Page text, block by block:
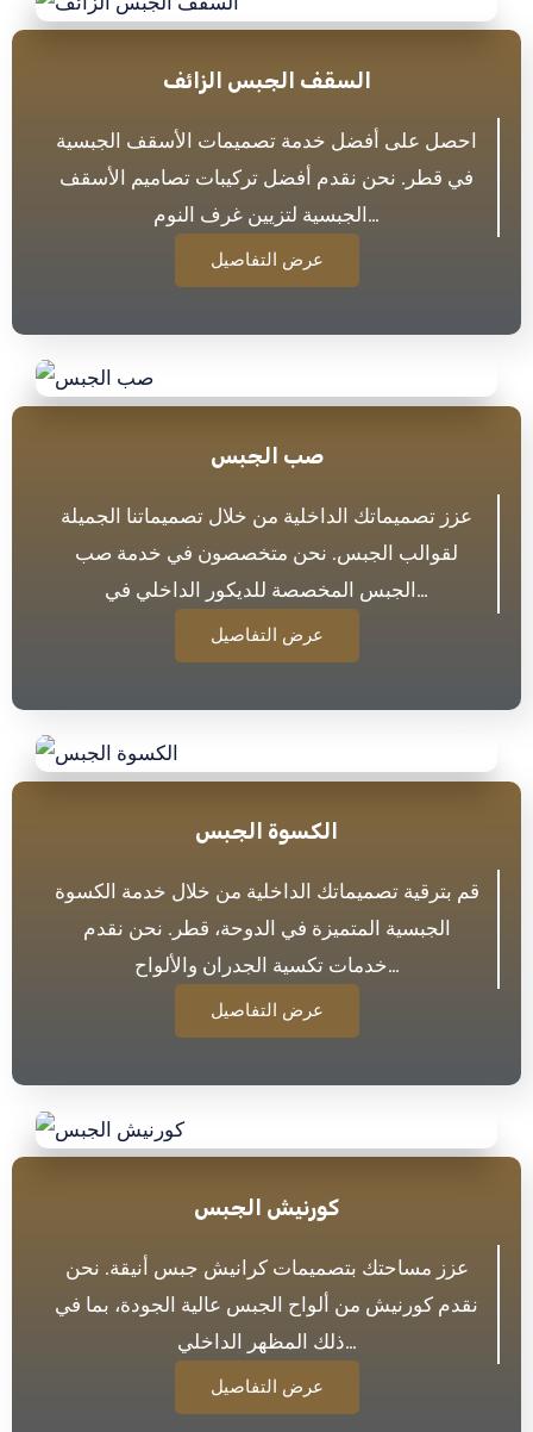
السقف الجبس الزائف
احصل على أفضل خدمة تصميمات الأسقف الجبسية
في قطر. نحن نقدم أفضل تركيبات تصاميم الأسقف
الجبسية لتزيين غرف النوم…
عرض التفاصيل
صب الجبس
عزز تصميماتك الداخلية من خلال تصميماتنا الجميلة
لقوالب الجبس. نحن متخصصون في خدمة صب
الجبس المخصصة للديكور الداخلي في…
عرض التفاصيل
الكسوة الجبس
قم بترقية تصميماتك الداخلية من خلال خدمة الكسوة
الجبسية المتميزة في الدوحة، قطر. نحن نقدم
خدمات تكسية الجدران والألواح…
عرض التفاصيل
كورنيش الجبس
عزز مساحتك بتصميمات كرانيش جبس أنيقة. نحن
نقدم كورنيش من ألواح الجبس عالية الجودة، بما في
ذلك المظهر الداخلي…
عرض التفاصيل